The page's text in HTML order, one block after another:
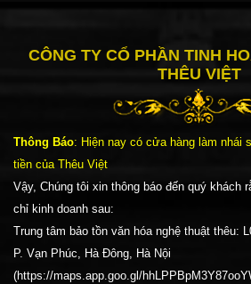
CÔNG TY CỔ PHẦN TINH
THÊU VIỆT
Thông Báo: Hiện nay có cửa hàng làm nhái
tiền của Thêu Việt
Vậy, Chúng tôi xin thông báo đến quý khách
chỉ kinh doanh sau:
Trung tâm bảo tồn văn hóa nghệ thuật thêu:
P. Vạn Phúc, Hà Đông, Hà Nội
(https://maps.app.goo.gl/